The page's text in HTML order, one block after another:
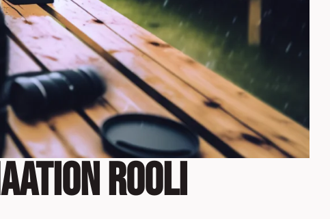
Rooli